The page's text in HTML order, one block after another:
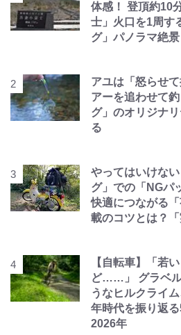
体感！ 登頂約10
士」火口を1周す
グ」パノラマ絶
アユは「怒らせ
アーを追わせて
グ」のオリジナ
る
やってはいけな
グ」での「NGパ
快適につながる
載のコツとは？「
【自転車】「若
ど……」 グラベ
うなヒルクライ
年時代を振り返
2026年